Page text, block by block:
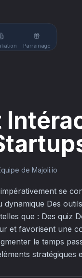
Parrainage
de Majoli.io
se
Des
que : Des quiz
et favorisent une
le temps
stratégiques